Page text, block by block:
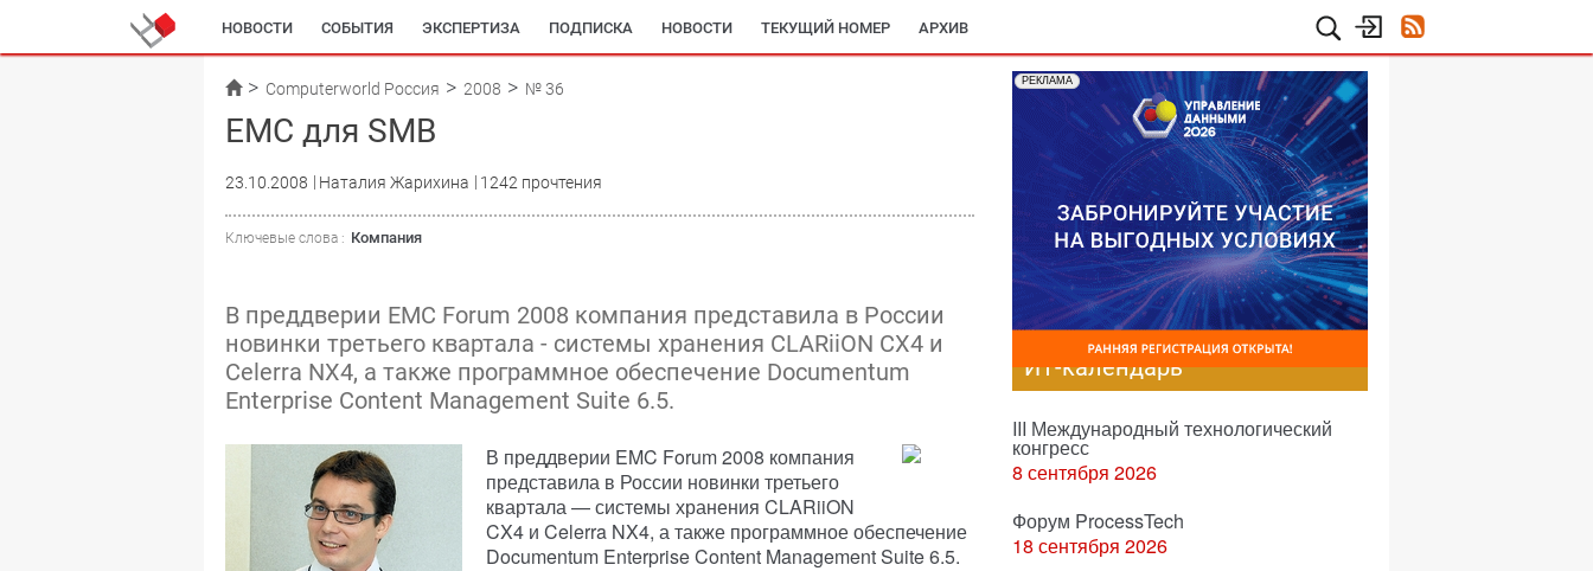
НОВОСТИ СОБЫТИЯ ЭКСПЕРТИЗА ПОДПИСКА НОВОСТИ ТЕКУЩИЙ НОМЕР АРХИВ
Computerworld Россия 2008 № 36
EMC для SMB
23.10.2008 Наталия Жарихина 1242 прочтения
Ключевые слова : Компания
В преддверии EMC Forum 2008 компания представила в России
новинки третьего квартала - системы хранения CLARiiON CX4 и
Celerra NX4, а также программное обеспечение Documentum
Enterprise Content Management Suite 6.5.
В преддверии EMC Forum 2008 компания
представила в России новинки третьего
квартала — системы хранения CLARiiON
CX4 и Celerra NX4, а также программное обеспечение
Documentum Enterprise Content Management Suite 6.5.
РЕКЛАМА
ИТ-календарь
III Международный технологический
конгресс
8 сентября 2026
Форум ProcessTech
18 сентября 2026